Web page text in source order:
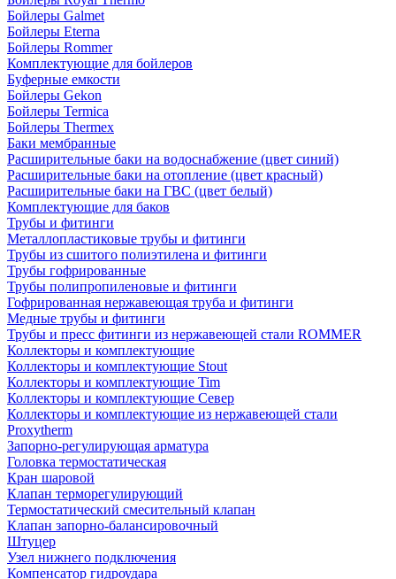
Бойлеры Galmet
Бойлеры Eterna
Бойлеры Rommer
Комплектующие для бойлеров
Буферные емкости
Бойлеры Gekon
Бойлеры Termica
Бойлеры Thermex
Баки мембранные
Расширительные баки на водоснабжение (цвет синий)
Расширительные баки на отопление (цвет красный)
Расширительные баки на ГВС (цвет белый)
Комплектующие для баков
Трубы и фитинги
Металлопластиковые трубы и фитинги
Трубы из сшитого полиэтилена и фитинги
Трубы гофрированные
Трубы полипропиленовые и фитинги
Гофрированная нержавеющая труба и фитинги
Медные трубы и фитинги
Трубы и пресс фитинги из нержавеющей стали ROMMER
Коллекторы и комплектующие
Коллекторы и комплектующие Stout
Коллекторы и комплектующие Tim
Коллекторы и комплектующие Север
Коллекторы и комплектующие из нержавеющей стали
Proxytherm
Запорно-регулирующая арматура
Головка термостатическая
Кран шаровой
Клапан терморегулирующий
Термостатический смесительный клапан
Клапан запорно-балансировочный
Штуцер
Узел нижнего подключения
Компенсатор гидроудара